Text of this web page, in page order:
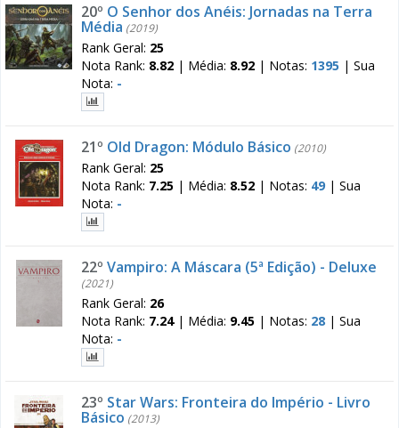
20º O Senhor dos Anéis: Jornadas na Terra
Média (2019)
Rank Geral: 25
Nota Rank: 8.82 | Média: 8.92 | Notas: 1395 | Sua
Nota: -
21º Old Dragon: Módulo Básico (2010)
Rank Geral: 25
Nota Rank: 7.25 | Média: 8.52 | Notas: 49 | Sua
Nota: -
22º Vampiro: A Máscara (5ª Edição) - Deluxe
(2021)
Rank Geral: 26
Nota Rank: 7.24| Média: 9.45 | Notas: 28 | Sua
Nota: -
23º Star Wars: Fronteira do Império - Livro
Básico (2013)